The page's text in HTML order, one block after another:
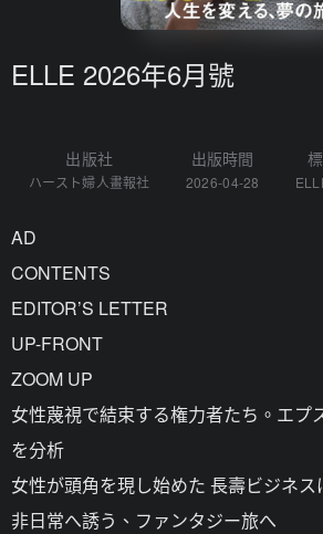
ELLE 2026年6月號
出版社
ハースト婦人畫報社
出版時間
2026-04-28
AD
CONTENTS
EDITOR’S LETTER
UP-FRONT
ZOOM UP
女性蔑視で結束する権力者たち。エプ
を分析
女性が頭角を現し始めた 長壽ビジネ
非日常へ誘う、ファンタジー旅へ